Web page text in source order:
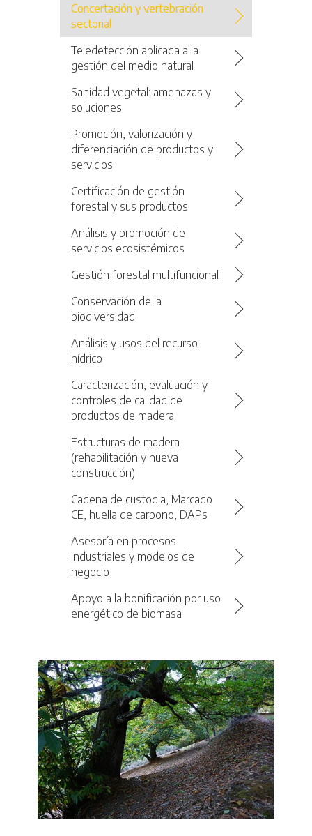
Concertación y vertebración
sectorial
Teledetección aplicada a la
gestión del medio natural
Sanidad vegetal: amenazas y
soluciones
Promoción, valorización y
diferenciación de productos y
servicios
Certificación de gestión
forestal y sus productos
Análisis y promoción de
servicios ecosistémicos
Gestión forestal multifuncional
Conservación de la
biodiversidad
Análisis y usos del recurso
hídrico
Caracterización, evaluación y
controles de calidad de
productos de madera
Estructuras de madera
(rehabilitación y nueva
construcción)
Cadena de custodia, Marcado
CE, huella de carbono, DAPs
Asesoría en procesos
industriales y modelos de
negocio
Apoyo a la bonificación por uso
energético de biomasa